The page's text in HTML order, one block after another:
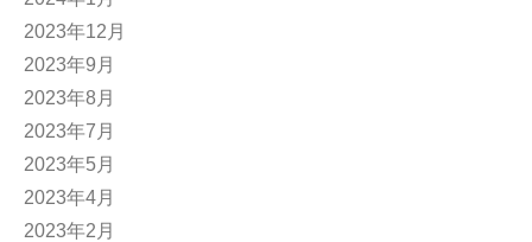
2023年12月
2023年9月
2023年8月
2023年7月
2023年5月
2023年4月
2023年2月